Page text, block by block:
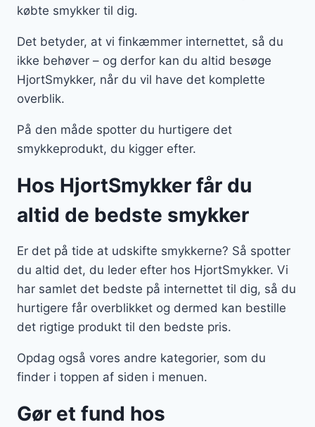
købte smykker til dig.
Det betyder, at vi finkæmmer internettet, så du
ikke behøver – og derfor kan du altid besøge
HjortSmykker, når du vil have det komplette
overblik.
På den måde spotter du hurtigere det
smykkeprodukt, du kigger efter.
Hos HjortSmykker får du
altid de bedste smykker
Er det på tide at udskifte smykkerne? Så spotter
du altid det, du leder efter hos HjortSmykker. Vi
har samlet det bedste på internettet til dig, så du
hurtigere får overblikket og dermed kan bestille
det rigtige produkt til den bedste pris.
Opdag også vores andre kategorier, som du
finder i toppen af siden i menuen.
Gør et fund hos